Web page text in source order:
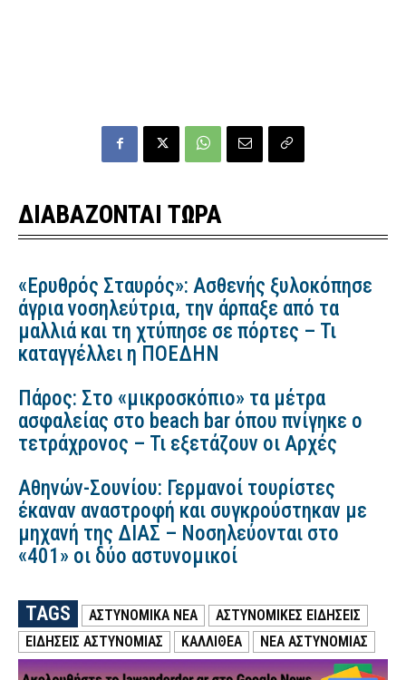
ΔΙΑΒΑΖΟΝΤΑΙ ΤΩΡΑ
«Ερυθρός Σταυρός»: Ασθενής ξυλοκόπησε
άγρια νοσηλεύτρια, την άρπαξε από τα
μαλλιά και τη χτύπησε σε πόρτες – Τι
καταγγέλλει η ΠΟΕΔΗΝ
Πάρος: Στο «μικροσκόπιο» τα μέτρα
ασφαλείας στο beach bar όπου πνίγηκε ο
τετράχρονος – Τι εξετάζουν οι Αρχές
Αθηνών-Σουνίου: Γερμανοί τουρίστες
έκαναν αναστροφή και συγκρούστηκαν με
μηχανή της ΔΙΑΣ – Νοσηλεύονται στο
«401» οι δύο αστυνομικοί
TAGS ΑΣΤΥΝΟΜΙΚΑ ΝΕΑ
ΑΣΤΥΝΟΜΙΚΕΣ ΕΙΔΗΣΕΙΣ
ΕΙΔΗΣΕΙΣ ΑΣΤΥΝΟΜΙΑΣ
ΚΑΛΛΙΘΕΑ ΝΕΑ ΑΣΤΥΝΟΜΙΑΣ